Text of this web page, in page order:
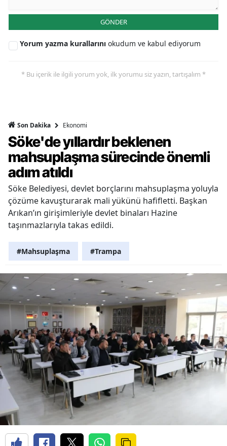
GÖNDER
Yorum yazma kurallarını okudum ve kabul ediyorum
* Bu içerik ile ilgili yorum yok, ilk yorumu siz yazın, tartışalım *
Son Dakika Ekonomi
Söke'de yıllardır beklenen
mahsuplaşma sürecinde önemli
adım atıldı
Söke Belediyesi, devlet borçlarını mahsuplaşma yoluyla
çözüme kavuşturarak mali yükünü hafifletti. Başkan
Arıkan’ın girişimleriyle devlet binaları Hazine
taşınmazlarıyla takas edildi.
#Mahsuplaşma #Trampa